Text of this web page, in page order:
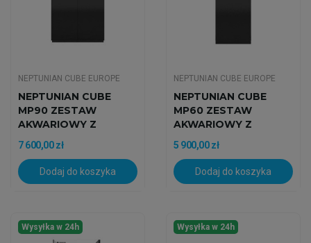
NEPTUNIAN CUBE EUROPE
NEPTUNIAN CUBE
MP90 ZESTAW
AKWARIOWY Z
CZARNĄ SZAFKĄ
7 600,00 zł
Dodaj do koszyka
NEPTUNIAN CUBE EUROPE
NEPTUNIAN CUBE
MP60 ZESTAW
AKWARIOWY Z
CZARNĄ SZAFKĄ
5 900,00 zł
Dodaj do koszyka
Wysyłka w 24h Wysyłka w 24h